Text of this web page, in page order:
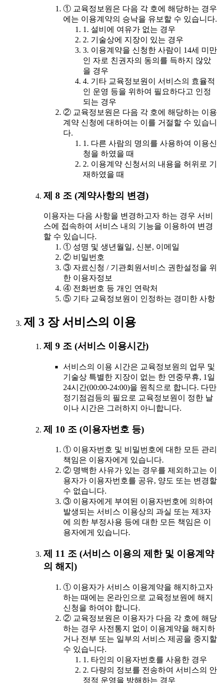
① 교육정보원은 다음 각 호에 해당하는 경우
에는 이용계약의 승낙을 유보할 수 있습니다.
1. 설비에 여유가 없는 경우
2. 기술상에 지장이 있는 경우
3. 이용계약을 신청한 사람이 14세 미만
인 자로 친권자의 동의를 득하지 않았
을 경우
4. 기타 교육정보원이 서비스의 효율적
인 운영 등을 위하여 필요하다고 인정
되는 경우
② 교육정보원은 다음 각 호에 해당하는 이용
계약 신청에 대하여는 이를 거절할 수 있습니
다.
1. 다른 사람의 명의를 사용하여 이용신
청을 하였을 때
2. 이용계약 신청서의 내용을 허위로 기
재하였을 때
제 8 조 (계약사항의 변경)
이용자는 다음 사항을 변경하고자 하는 경우 서비
스에 접속하여 서비스 내의 기능을 이용하여 변경
할 수 있습니다.
① 성명 및 생년월일, 신분, 이메일
② 비밀번호
③ 자료신청 / 기관회원서비스 권한설정을 위
한 이용자정보
④ 전화번호 등 개인 연락처
⑤ 기타 교육정보원이 인정하는 경미한 사항
제 3 장 서비스의 이용
제 9 조 (서비스 이용시간)
서비스의 이용 시간은 교육정보원의 업무 및
기술상 특별한 지장이 없는 한 연중무휴, 1일
24시간(00:00-24:00)을 원칙으로 합니다. 다만
정기점검등의 필요로 교육정보원이 정한 날
이나 시간은 그러하지 아니합니다.
제 10 조 (이용자번호 등)
① 이용자번호 및 비밀번호에 대한 모든 관리
책임은 이용자에게 있습니다.
② 명백한 사유가 있는 경우를 제외하고는 이
용자가 이용자번호를 공유, 양도 또는 변경할
수 없습니다.
③ 이용자에게 부여된 이용자번호에 의하여
발생되는 서비스 이용상의 과실 또는 제3자
에 의한 부정사용 등에 대한 모든 책임은 이
용자에게 있습니다.
제 11 조 (서비스 이용의 제한 및 이용계약
의 해지)
① 이용자가 서비스 이용계약을 해지하고자
하는 때에는 온라인으로 교육정보원에 해지
신청을 하여야 합니다.
② 교육정보원은 이용자가 다음 각 호에 해당
하는 경우 사전통지 없이 이용계약을 해지하
거나 전부 또는 일부의 서비스 제공을 중지할
수 있습니다.
1. 타인의 이용자번호를 사용한 경우
2. 다량의 정보를 전송하여 서비스의 안
정적 운영을 방해하는 경우